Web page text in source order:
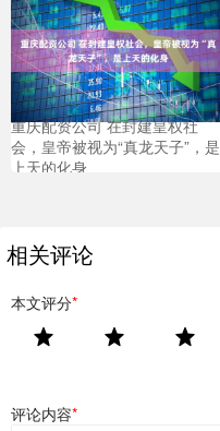
重庆配资公司 在封建皇权社
会，皇帝被视为“真龙天子”，是
上天的化身
相关评论
本文评分*
评论内容*